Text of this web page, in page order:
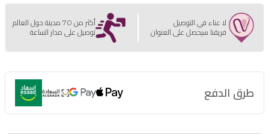
لا عناء في التوصيل
فريقنا سيحصل على العنوان
أكثر من 70 مدينة حول العالم
توصيل على مدار الساعة
طرق الدفع